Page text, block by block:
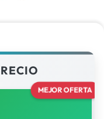
MEJOR OFERTA